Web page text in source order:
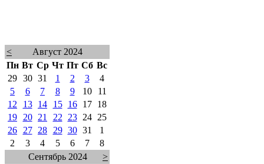
<
Август 2024
Пн Вт Ср Чт Пт Сб Вс
29 30 31 1 2 3
4
5
6 7 8 9 10
11
12
13 14 15 16 17
18
19
20 21 22 23 24
25
26
27 28 29 30 31
1
2
3 4 5 6 7
8
Сентябрь 2024
>